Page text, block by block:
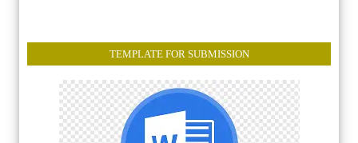
TEMPLATE FOR SUBMISSION